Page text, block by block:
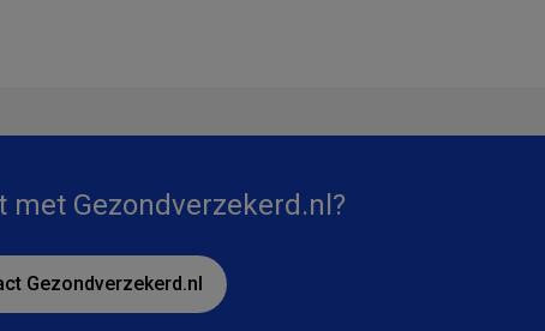
met Gezondverzekerd.nl?
Gezondverzekerd.nl